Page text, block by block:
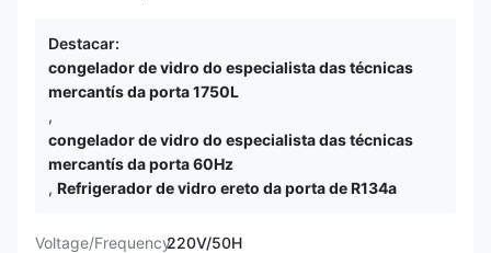
Destacar:
congelador de vidro do especialista das técnicas
mercantís da porta 1750L
,
congelador de vidro do especialista das técnicas
mercantís da porta 60Hz
, Refrigerador de vidro ereto da porta de R134a
Voltage/Frequency:220V/50H